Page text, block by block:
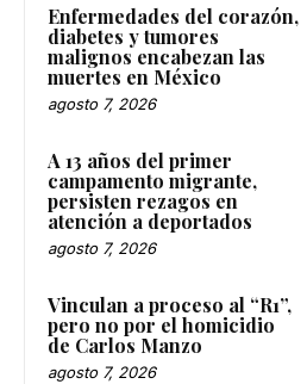
Enfermedades del corazón,
diabetes y tumores
malignos encabezan las
muertes en México
agosto 7, 2026
A 13 años del primer
campamento migrante,
persisten rezagos en
atención a deportados
agosto 7, 2026
Vinculan a proceso al “R1”,
pero no por el homicidio
de Carlos Manzo
agosto 7, 2026